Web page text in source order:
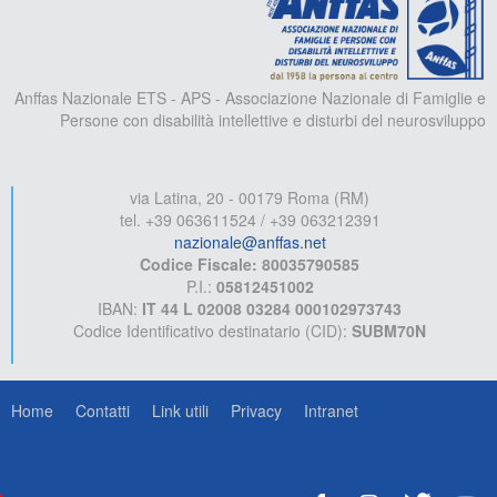
Anffas Nazionale ETS - APS - Associazione Nazionale di Famiglie e
Persone con disabilità intellettive e disturbi del neurosviluppo
via Latina, 20 - 00179 Roma (RM)
tel. +39 063611524 / +39 063212391
nazionale@anffas.net
Codice Fiscale: 80035790585
P.I.: 05812451002
IBAN: IT 44 L 02008 03284 000102973743
Codice Identificativo destinatario (CID): SUBM70N
Home Contatti Link utili Privacy Intranet